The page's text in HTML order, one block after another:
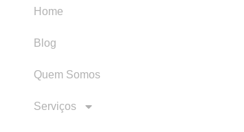
Home
Blog
Quem Somos
Serviços